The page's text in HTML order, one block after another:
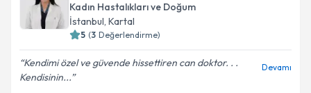
Kadın Hastalıkları ve Doğum
İstanbul, Kartal
5 (3 Değerlendirme)
Kendimi özel ve güvende hissettiren can doktor. . .
Kendisinin...
Devamı